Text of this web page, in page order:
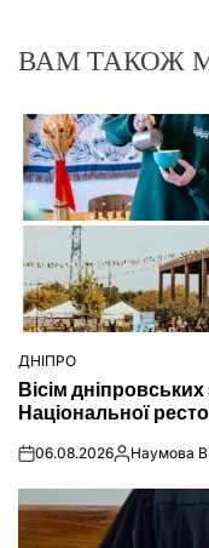
ВАМ ТАКОЖ
ОПУБЛІКУВАТИ
У
ДНІПРО
Вісім
Національної
on06.08.2026Опубліковано
Наумова